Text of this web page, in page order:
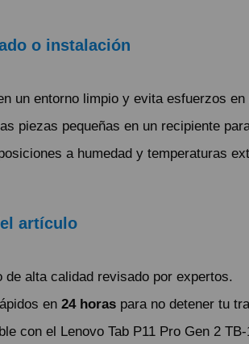
o instalación
un entorno limpio y evita esfuerzos
piezas pequeñas en un recipiente
a humedad y temperaturas
artículo
de alta calidad revisado por expertos.
en 24 horaspara no detener tu
con el Lenovo Tab P11 Pro Gen 2